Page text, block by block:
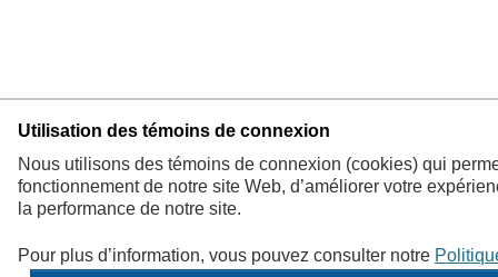
Utilisation des témoins de connexion
Nous utilisons des témoins de connexion (cookies) qui
fonctionnement de notre site Web, d’améliorer votre
la performance de notre site.
Pour plus d’information, vous pouvez consulter notre